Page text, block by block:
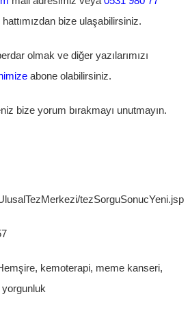
bize ulaşabilirsiniz.
olmak ve diğer yazılarımızı
abone olabilirsiniz.
bize yorum bırakmayı unutmayın.
tezSorguSonucYeni.jsp
kemoterapi, meme kanseri,